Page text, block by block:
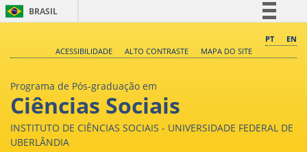
BRASIL
Comunica BR
PT
EN
ACESSIBILIDADE
ALTO CONTRASTE MAPA DO SITE
Programa de Pós-graduação em
Ciências Sociais
INSTITUTO DE CIÊNCIAS SOCIAIS - UNIVERSIDADE FEDERAL DE
UBERLÂNDIA